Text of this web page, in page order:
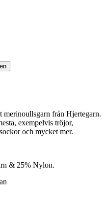
från Hjertegarn.
exempelvis tröjor,
och mycket mer.
& 25% Nylon.